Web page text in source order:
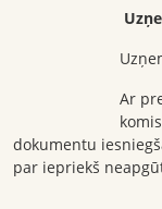
Ar
dokumentu
par iepriekš